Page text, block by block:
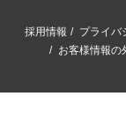
採用情報 プライバ
お客様情報の